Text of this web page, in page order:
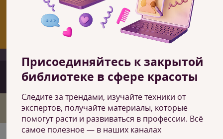
свяжитесь с нами
ПОДРОБНЕЕ О ФРАНШИЗЕ
Главная О нас
Присоединяйтесь к закрытой
библиотеке в сфере красоты
Следите за трендами, изучайте техники от
экспертов, получайте материалы, которые
помогут расти и развиваться в профессии. Всё
самое полезное — в наших каналах